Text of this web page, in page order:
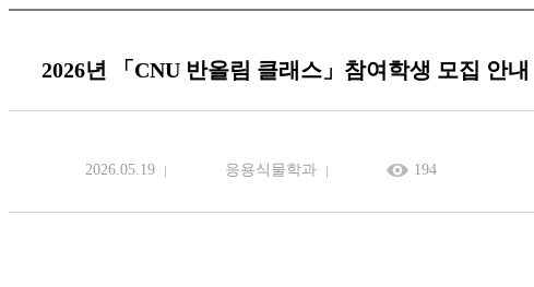
2026년 「CNU 반올림 클래스」참여학생 모집 안내
2026.05.19 응용식물학과 194